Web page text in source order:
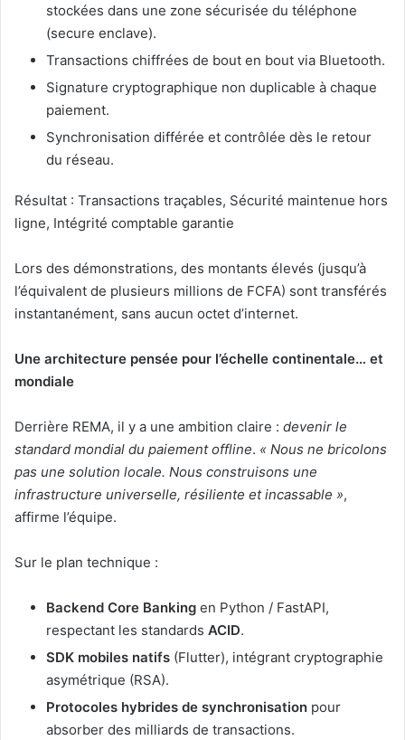
stockées dans une zone sécurisée du téléphone
(secure enclave).
Transactions chiffrées de bout en bout via Bluetooth.
Signature cryptographique non duplicable à chaque
paiement.
Synchronisation différée et contrôlée dès le retour
du réseau.
Résultat : Transactions traçables, Sécurité maintenue hors
ligne, Intégrité comptable garantie
Lors des démonstrations, des montants élevés (jusqu’à
l’équivalent de plusieurs millions de FCFA) sont transférés
instantanément, sans aucun octet d’internet.
Une architecture pensée pour l’échelle continentale… et
mondiale
Derrière REMA, il y a une ambition claire : devenir le
standard mondial du paiement offline. « Nous ne bricolons
pas une solution locale. Nous construisons une
infrastructure universelle, résiliente et incassable »,
affirme l’équipe.
Sur le plan technique :
Backend Core Banking en Python / FastAPI,
respectant les standards ACID.
SDK mobiles natifs (Flutter), intégrant cryptographie
asymétrique (RSA).
Protocoles hybrides de synchronisation pour
absorber des milliards de transactions.